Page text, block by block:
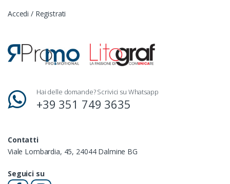
Accedi / Registrati
Hai delle domande? Scrivici su Whatsapp
+39 351 749 3635
Contatti
Viale Lombardia, 45, 24044 Dalmine BG
Seguici su